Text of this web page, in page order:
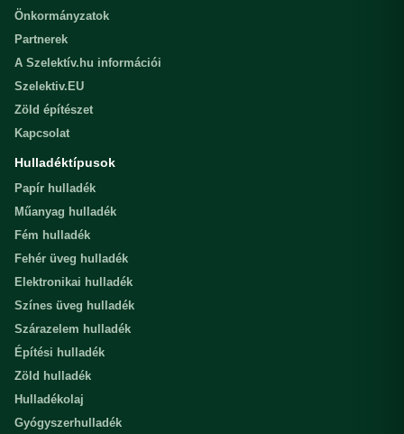
Önkormányzatok
Partnerek
A Szelektív.hu információi
Szelektiv.EU
Zöld építészet
Kapcsolat
Hulladéktípusok
Papír hulladék
Műanyag hulladék
Fém hulladék
Fehér üveg hulladék
Elektronikai hulladék
Színes üveg hulladék
Szárazelem hulladék
Építési hulladék
Zöld hulladék
Hulladékolaj
Gyógyszerhulladék